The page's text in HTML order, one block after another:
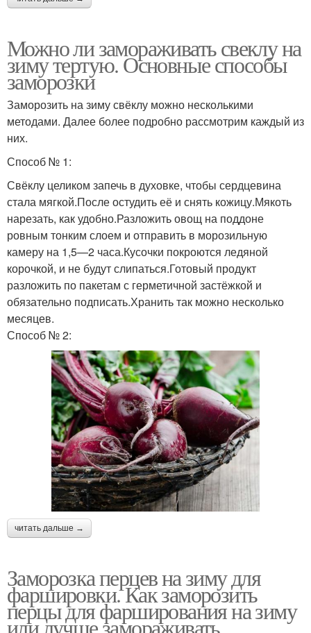
Можно ли замораживать свеклу на
зиму тертую. Основные способы
заморозки
Заморозить на зиму свёклу можно несколькими
методами. Далее более подробно рассмотрим каждый из
них.
Способ № 1:
Свёклу целиком запечь в духовке, чтобы сердцевина
стала мягкой.После остудить её и снять кожицу.Мякоть
нарезать, как удобно.Разложить овощ на поддоне
ровным тонким слоем и отправить в морозильную
камеру на 1,5—2 часа.Кусочки покроются ледяной
корочкой, и не будут слипаться.Готовый продукт
разложить по пакетам с герметичной застёжкой и
обязательно подписать.Хранить так можно несколько
месяцев.
Способ № 2:
читать дальше →
Заморозка перцев на зиму для
фаршировки. Как заморозить
перцы для фарширования на зиму